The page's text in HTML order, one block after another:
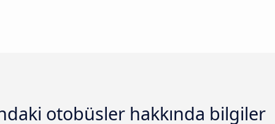
otobüsler hakkında bilgiler